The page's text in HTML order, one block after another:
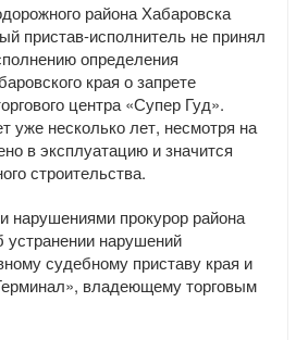
района Хабаровска
пристав-исполнитель не принял
определения
края о запрете
центра «Супер Гуд».
уже несколько лет, несмотря на
в эксплуатацию и значится
строительства.
нарушениями прокурор района
устранении нарушений
судебному приставу края и
владеющему торговым